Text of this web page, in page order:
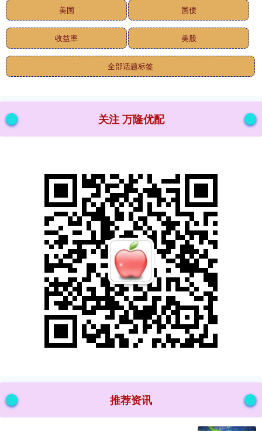
美国 国债
收益率 美股
全部话题标签
关注 万隆优配
推荐资讯